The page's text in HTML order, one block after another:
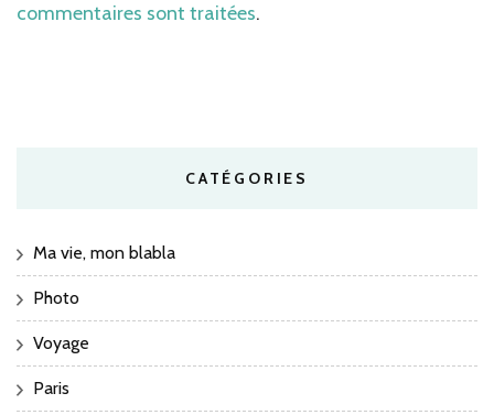
commentaires sont traitées.
CATÉGORIES
Ma vie, mon blabla
Photo
Voyage
Paris